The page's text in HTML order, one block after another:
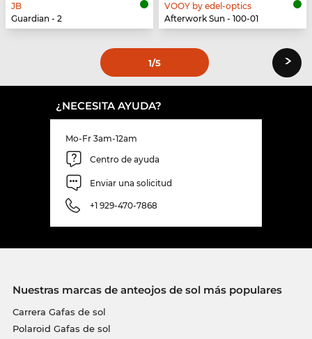
JB
Guardian - 2
VOOY by edel-optics
Afterwork Sun - 100-01
1/5 ›
¿NECESITA AYUDA?
Mo-Fr 3am-12am
Centro de ayuda
Enviar una solicitud
+1 929-470-7868
Nuestras marcas de anteojos de sol más populares
Carrera Gafas de sol
Polaroid Gafas de sol